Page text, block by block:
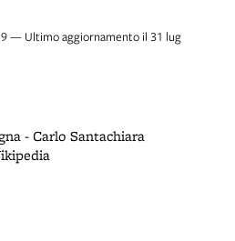
— Ultimo aggiornamento il 31 lug
- Carlo Santachiara